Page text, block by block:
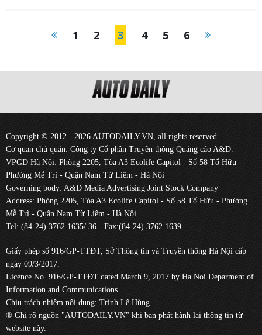
1 2 3 4 5 6
Copyright © 2012 - 2026 AUTODAILY.VN, all rights reserved.
Cơ quan chủ quản: Công ty Cổ phần Truyền thông Quảng cáo A&D.
VPGD Hà Nội: Phòng 2205, Tòa A3 Ecolife Capitol - Số 58 Tố Hữu -
Phường Mễ Trì - Quận Nam Từ Liêm - Hà Nội
Governing body: A&D Media Advertising Joint Stock Company
Address: Phòng 2205, Tòa A3 Ecolife Capitol - Số 58 Tố Hữu - Phường
Mễ Trì - Quận Nam Từ Liêm - Hà Nội
Tel: (84-24) 3762 1635/ 36 - Fax:(84-24) 3762 1639.
Giấy phép số 916/GP-TTĐT, Sở Thông tin và Truyền thông Hà Nội cấp
ngày 09/3/2017.
Licence No. 916/GP-TTĐT dated March 9, 2017 by Ha Noi Deparment of
Information and Communications.
Chịu trách nhiệm nội dung: Trịnh Lê Hùng.
® Ghi rõ nguồn "AUTODAILY.VN" khi bạn phát hành lại thông tin từ
website này.